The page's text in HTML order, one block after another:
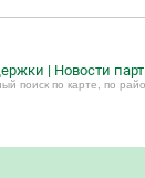
| Новости
поиск по карте, по